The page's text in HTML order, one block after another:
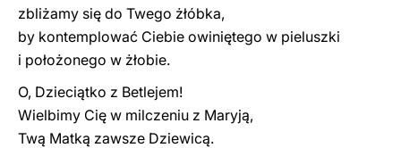
zbliżamy się do Twego żłóbka,
by kontemplować Ciebie owiniętego w pieluszki
i położonego w żłobie.
O, Dzieciątko z Betlejem!
Wielbimy Cię w milczeniu z Maryją,
Twą Matką zawsze Dziewicą.